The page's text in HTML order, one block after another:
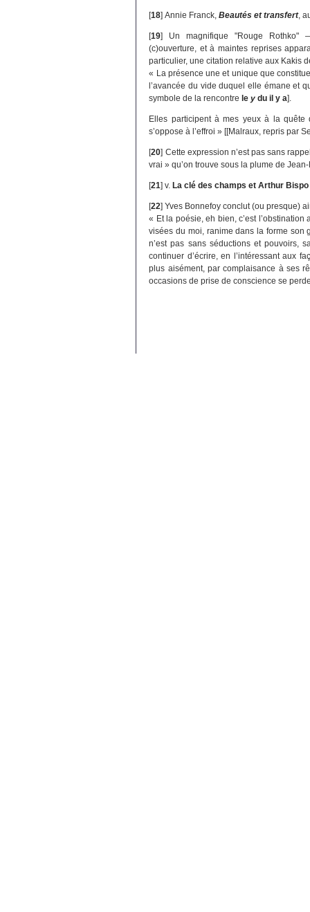
[18]Annie Franck,Beautés et transfert,
[19] Un magnifique "Rouge
(c)ouverture, et à maintes reprises
particulier, une citation relative aux Kakis
« La présence une et unique que
l’avancée du vide duquel elle émane et
symbole de la rencontreley du il y a].
Elles participent à mes yeux à la
s’oppose à l’effroi » [[Malraux, repris par
[20] Cette expression n’est pas sans
vrai » qu’on trouve sous la plume de
[21]v.La clé des champs et Arthur
[22]Yves Bonnefoy conclut (ou presque)
« Et la poésie, eh bien, c’est
visées du moi, ranime dans la forme son
n’est pas sans séductions et pouvoirs,
continuer d’écrire, en l’intéressant aux
plus aisément, par complaisance à ses
occasions de prise de conscience se